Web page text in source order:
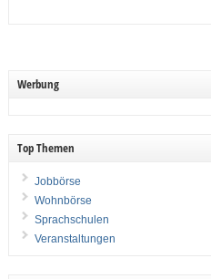
Werbung
Top Themen
Jobbörse
Wohnbörse
Sprachschulen
Veranstaltungen